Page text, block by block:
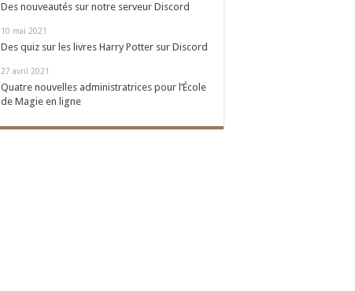
Des nouveautés sur notre serveur Discord
10 mai 2021
Des quiz sur les livres Harry Potter sur Discord
27 avril 2021
Quatre nouvelles administratrices pour l’École
de Magie en ligne